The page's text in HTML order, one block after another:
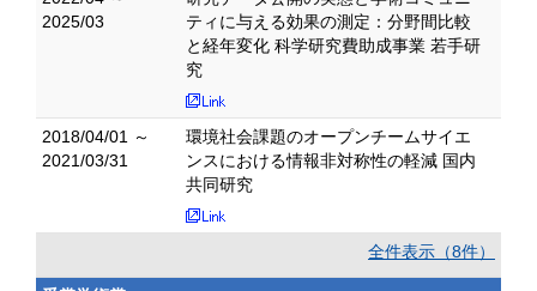
2025/03
ティに与える効果の測定：分野間比較
と経年変化 科学研究費助成事業 若手研
究
2018/04/01 ～
2021/03/31
環境社会課題のオープンチームサイエ
ンスにおける情報非対称性の軽減 国内
共同研究
全件表示（8件）